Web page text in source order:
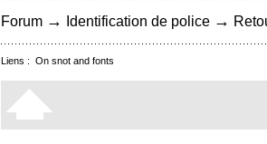
Forum → Identification de police →
Liens : On snot and fonts